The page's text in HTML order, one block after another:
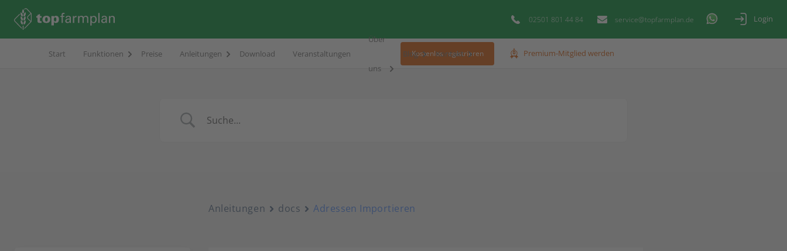
02501 801 44 84 service@topfarmplan.de Login
Start Funktionen Preise Anleitungen Download Veranstaltungen
Über
uns
Blog Kontakt
Kostenlos registrieren Premium-Mitglied werden
Anleitungen docs Adressen Importieren